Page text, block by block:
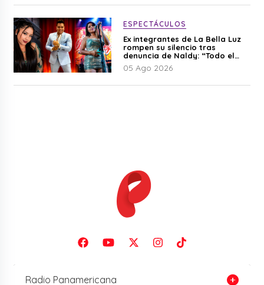
ESPECTÁCULOS
Ex integrantes de La Bella Luz
rompen su silencio tras
denuncia de Naldy: “Todo el
mundo lo sabía”
05 Ago 2026
Radio Panamericana